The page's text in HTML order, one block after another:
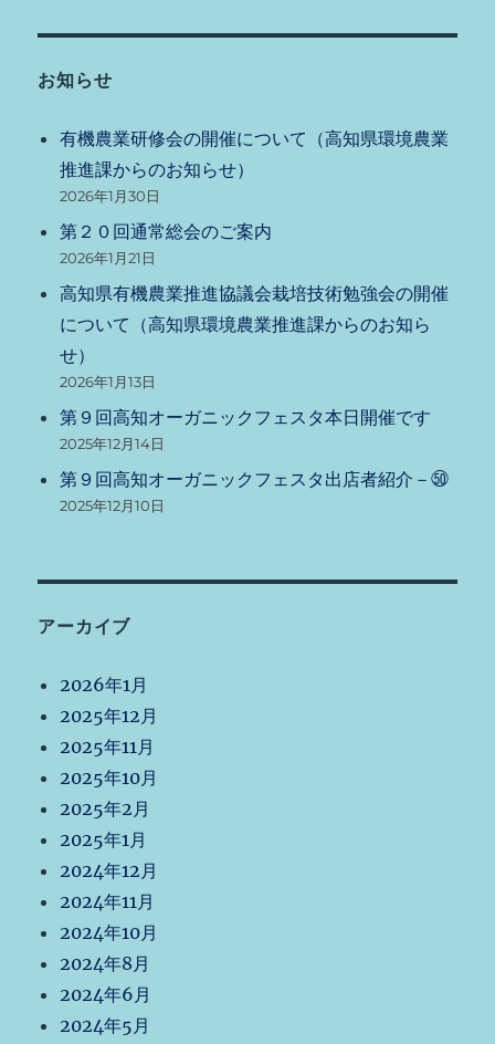
お知らせ
有機農業研修会の開催について（高知県環境農業
推進課からのお知らせ）
2026年1月30日
第２０回通常総会のご案内
2026年1月21日
高知県有機農業推進協議会栽培技術勉強会の開催
について（高知県環境農業推進課からのお知ら
せ）
2026年1月13日
第９回高知オーガニックフェスタ本日開催です
2025年12月14日
第９回高知オーガニックフェスタ出店者紹介－㊿
2025年12月10日
アーカイブ
2026年1月
2025年12月
2025年11月
2025年10月
2025年2月
2025年1月
2024年12月
2024年11月
2024年10月
2024年8月
2024年6月
2024年5月